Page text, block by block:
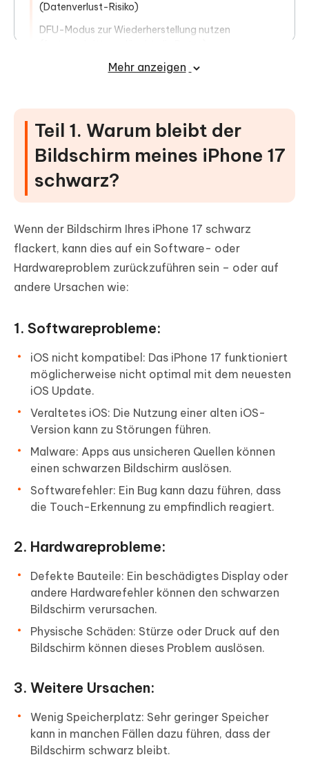
(Datenverlust-Risiko)
DFU-Modus zur Wiederherstellung nutzen
Auf physische Schäden oder Wasserschäden prüfen
Bildschirm in Zukunft zu vermeiden
Mehr anzeigen
Teil 1. Warum bleibt der
Bildschirm meines iPhone 17
schwarz?
Wenn der Bildschirm Ihres iPhone 17 schwarz
flackert, kann dies auf ein Software- oder
Hardwareproblem zurückzuführen sein – oder auf
andere Ursachen wie:
1. Softwareprobleme:
iOS nicht kompatibel: Das iPhone 17 funktioniert
möglicherweise nicht optimal mit dem neuesten
iOS Update.
Veraltetes iOS: Die Nutzung einer alten iOS-
Version kann zu Störungen führen.
Malware: Apps aus unsicheren Quellen können
einen schwarzen Bildschirm auslösen.
Softwarefehler: Ein Bug kann dazu führen, dass
die Touch-Erkennung zu empfindlich reagiert.
2. Hardwareprobleme:
Defekte Bauteile: Ein beschädigtes Display oder
andere Hardwarefehler können den schwarzen
Bildschirm verursachen.
Physische Schäden: Stürze oder Druck auf den
Bildschirm können dieses Problem auslösen.
3. Weitere Ursachen:
Wenig Speicherplatz: Sehr geringer Speicher
kann in manchen Fällen dazu führen, dass der
Bildschirm schwarz bleibt.